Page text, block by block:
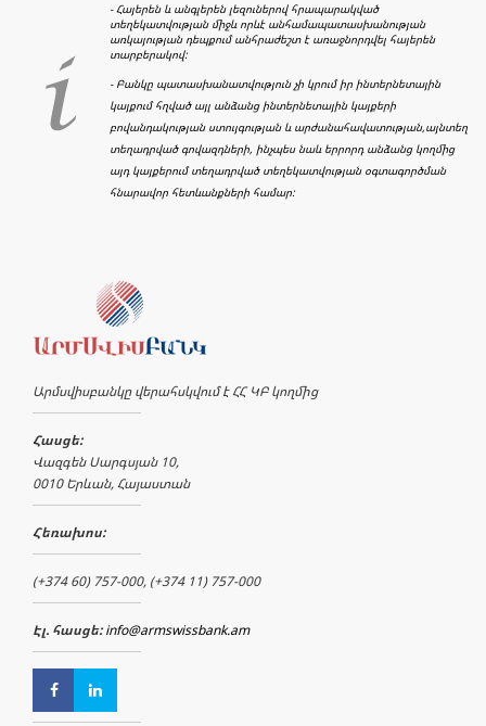
- Հայերեն և անգլերեն լեզուներով հրապարակված
տեղեկատվության միջև որևէ անհամապատասխանության
առկայության դեպքում անհրաժեշտ է առաջնորդվել հայերեն
տարբերակով:
- Բանկը պատասխանատվություն չի կրում իր ինտերնետային
կայքում հղված այլ անձանց ինտերնետային կայքերի
բովանդակության ստույգության և արժանահավատության,այնտեղ
տեղադրված գովազդների, ինչպես նաև երրորդ անձանց կողմից
այդ կայքերում տեղադրված տեղեկատվության օգտագործման
հնարավոր հետևանքների համար:
Արմսվիսբանկը վերահսկվում է ՀՀ ԿԲ կողմից
Հասցե:
Վազգեն Սարգսյան 10,
0010 Երևան, Հայաստան
Հեռախոս:
(+374 60) 757-000, (+374 11) 757-000
Էլ. հասցե: info@armswissbank.am